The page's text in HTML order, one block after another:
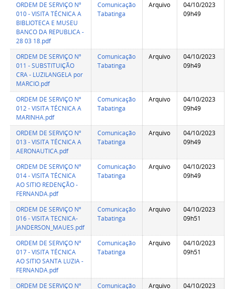
ORDEM DE SERVIÇO Nº
010 - VISITA TÉCNICA A
BIBLIOTECA E MUSEU
BANCO DA REPUBLICA -
28 03 18.pdf
Comunicação
Tabatinga
Arquivo
04/10/2023
09h49
ORDEM DE SERVIÇO Nº
011 - SUBSTITUIÇÃO
CRA - LUZILANGELA por
MARCIO.pdf
Comunicação
Tabatinga
Arquivo
04/10/2023
09h49
ORDEM DE SERVIÇO Nº
012 - VISITA TÉCNICA A
MARINHA.pdf
Comunicação
Tabatinga
Arquivo
04/10/2023
09h49
ORDEM DE SERVIÇO Nº
013 - VISITA TÉCNICA A
AERONAUTICA.pdf
Comunicação
Tabatinga
Arquivo
04/10/2023
09h49
ORDEM DE SERVIÇO Nº
014 - VISITA TÉCNICA
AO SITIO REDENÇÃO -
FERNANDA.pdf
Comunicação
Tabatinga
Arquivo
04/10/2023
09h49
ORDEM DE SERVIÇO Nº
016 - VISITA TECNICA-
JANDERSON_MAUES.pdf
Comunicação
Tabatinga
Arquivo
04/10/2023
09h51
ORDEM DE SERVIÇO Nº
017 - VISITA TÉCNICA
AO SITIO SANTA LUZIA -
FERNANDA.pdf
Comunicação
Tabatinga
Arquivo
04/10/2023
09h51
ORDEM DE SERVIÇO Nº
Comunicação
Arquivo
04/10/2023